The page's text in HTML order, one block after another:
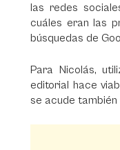
las redes
cuáles eran las
búsquedas de
Para Nicolás,
editorial hace
se acude